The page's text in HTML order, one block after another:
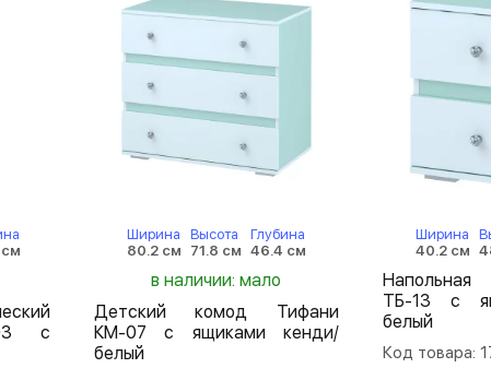
с
Ширина
80.2 см
Высота
71.8 см
Глубина
46.4 см
в наличии: мало
Детский комод Тифани
КМ-07 с ящиками кенди/
белый
Ширина
40.2 см
ТБ-13 с
белый
Код товара: